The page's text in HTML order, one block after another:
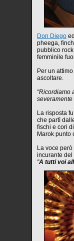
Don Diego
pheega,
pubblico
femminile
Per un
ascoltare.
"Ricordiamo
severamente
La risposta
che partì
fischi e cori
Marok punto
La voce
incurante del
"A tutti voi